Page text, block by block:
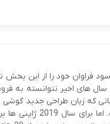
هود
فراوان خود را از این بخش
های اخیر نتوانسته به
که زبان طراحی جدید
گرفته شد نیز، تغییرات خاصی